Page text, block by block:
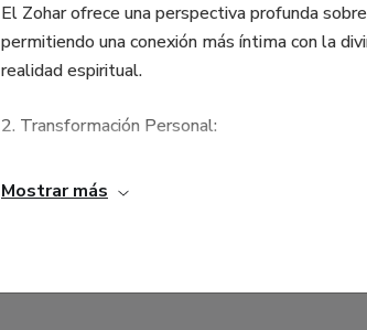
El Zohar ofrece una perspectiva profunda
permitiendo una conexión más íntima con la
realidad espiritual.
2. Transformación Personal:
A través del estudio del Zohar, se busca una
3. Conexión Universal:
Mostrar más